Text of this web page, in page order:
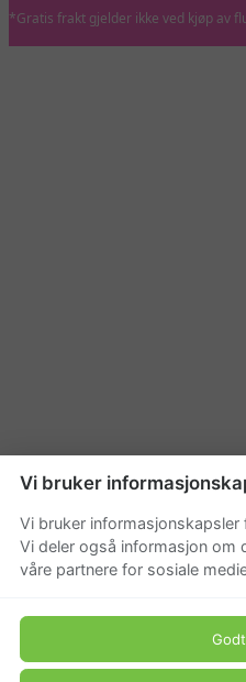
*Gratis frakt gjelder ikke ved kjøp av
Vi bruker
Vi bruker
Vi deler også informasjon om
våre partnere for sosiale